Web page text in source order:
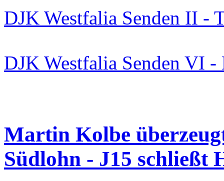
DJK Westfalia Senden II -
DJK Westfalia Senden VI
Martin Kolbe
Südlohn - J15 schließt